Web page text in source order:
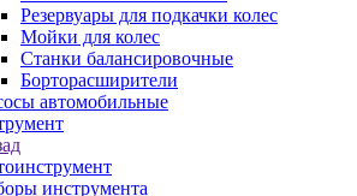
Резервуары для подкачки колес
Мойки для колес
Станки балансировочные
Борторасширители
автомобильные
инструмента